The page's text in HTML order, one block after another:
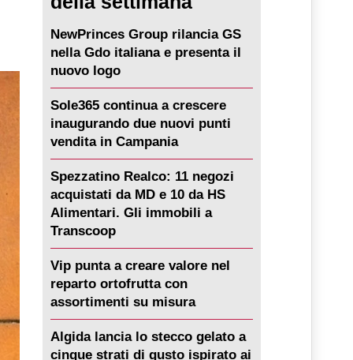
NewPrinces Group rilancia GS
nella Gdo italiana e presenta il
nuovo logo
Sole365 continua a crescere
inaugurando due nuovi punti
vendita in Campania
Spezzatino Realco: 11 negozi
acquistati da MD e 10 da HS
Alimentari. Gli immobili a
Transcoop
Vip punta a creare valore nel
reparto ortofrutta con
assortimenti su misura
Algida lancia lo stecco gelato a
cinque strati di gusto ispirato ai